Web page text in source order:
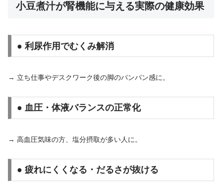
小豆煮汁が腎機能に与える実際の健康効果
● 利尿作用でむくみ解消
→ 立ち仕事やデスクワーク後の脚のパンパン感に。
● 血圧・体液バランスの正常化
→ 高血圧気味の方、塩分摂取が多い人に。
● 疲れにくくなる・だるさが抜ける